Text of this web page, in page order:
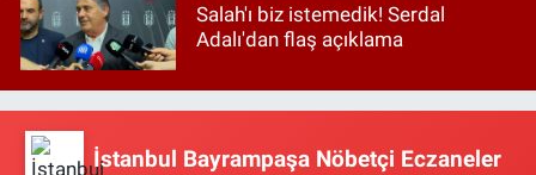
Salah'ı biz istemedik! Serdal
Adalı'dan flaş açıklama
İstanbul Bayrampaşa Nöbetçi Eczaneler